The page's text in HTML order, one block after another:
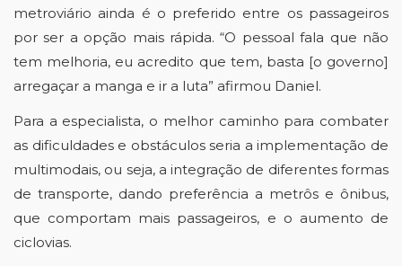
metroviário ainda é o preferido entre os passageiros
por ser a opção mais rápida. “O pessoal fala que não
tem melhoria, eu acredito que tem, basta [o governo]
arregaçar a manga e ir a luta” afirmou Daniel.
Para a especialista, o melhor caminho para combater
as dificuldades e obstáculos seria a implementação de
multimodais, ou seja, a integração de diferentes formas
de transporte, dando preferência a metrôs e ônibus,
que comportam mais passageiros, e o aumento de
ciclovias.